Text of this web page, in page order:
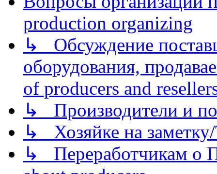
production organizing
↳ Обсуждение
оборудования,
of producers and
↳ Производители и
↳ Хозяйке на
↳ Переработчикам о